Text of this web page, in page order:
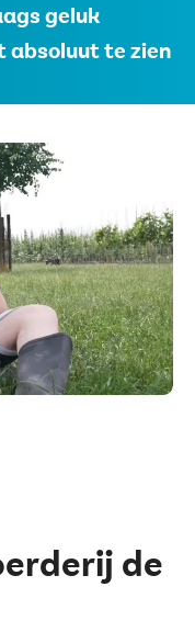
geluk
absoluut te zien
de